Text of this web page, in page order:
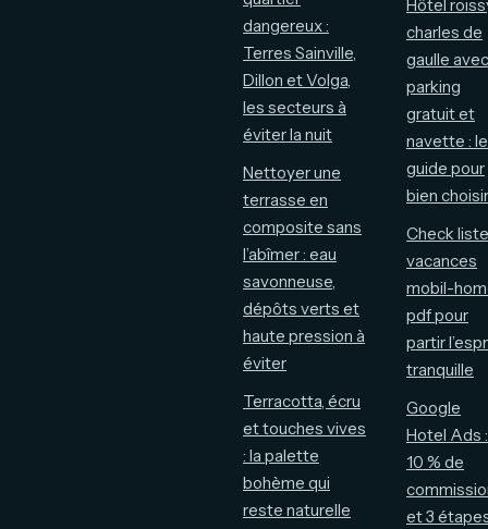
dangereux :
Terres Sainville,
Dillon et Volga,
les secteurs à
éviter la nuit
Nettoyer une
terrasse en
composite sans
l’abîmer : eau
savonneuse,
dépôts verts et
haute pression à
éviter
Terracotta, écru
et touches vives
: la palette
bohème qui
reste naturelle
Hôtel
charles de
gaulle avec
parking
gratuit et
navette : le
guide pour
bien choisir
Check liste
vacances
mobil-
pdf pour
partir
tranquille
Google
Hotel Ads :
10 % de
et 3